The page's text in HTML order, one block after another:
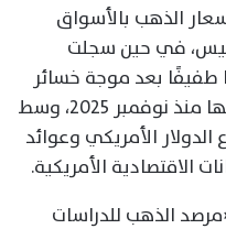
الذهب بالأسواق
في حين سجلت
طفيفًا بعد موجة خسائر
حادة دفعتها إلى أدنى مستوياتها منذ نوفمبر 2025، وسط
الدولار الأمريكي وعوائد
الاقتصادية الأمريكية.
الذهب للدراسات